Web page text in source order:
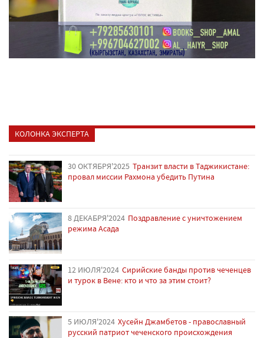
КОЛОНКА ЭКСПЕРТА
30 ОКТЯБРЯ'2025 Транзит власти в Таджикистане:
провал миссии Рахмона убедить Путина
8 ДЕКАБРЯ'2024 Поздравление с уничтожением
режима Асада
12 ИЮЛЯ'2024 Сирийские банды против чеченцев
и турок в Вене: кто и что за этим стоит?
5 ИЮЛЯ'2024 Хусейн Джамбетов - православный
русский патриот чеченского происхождения